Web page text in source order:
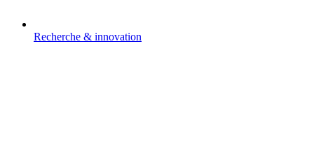
Recherche & innovation